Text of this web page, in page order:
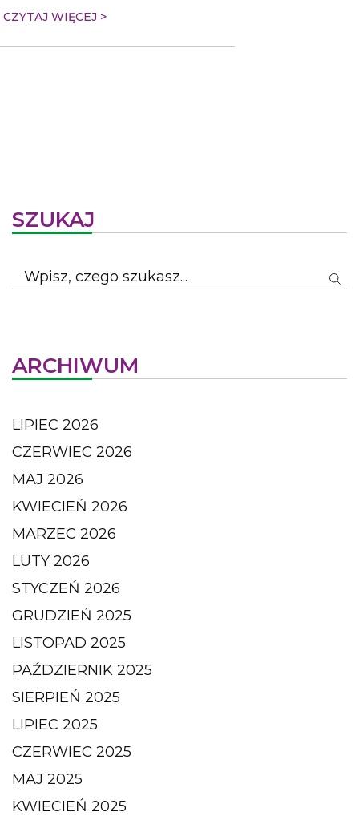
CZYTAJ WIĘCEJ >
SZUKAJ
ARCHIWUM
LIPIEC 2026
CZERWIEC 2026
MAJ 2026
KWIECIEŃ 2026
MARZEC 2026
LUTY 2026
STYCZEŃ 2026
GRUDZIEŃ 2025
LISTOPAD 2025
PAŹDZIERNIK 2025
SIERPIEŃ 2025
LIPIEC 2025
CZERWIEC 2025
MAJ 2025
KWIECIEŃ 2025